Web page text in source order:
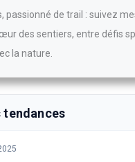
passionné de trail : suivez
des sentiers, entre défis
la nature.
tendances